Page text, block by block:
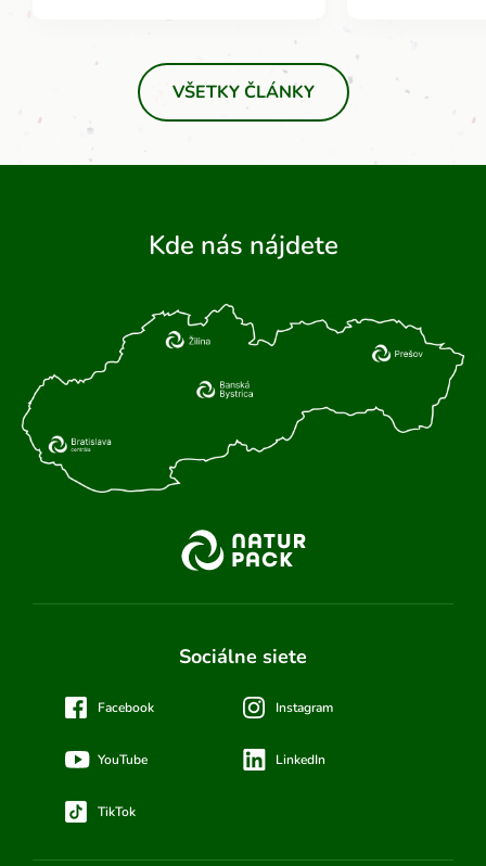
VŠETKY ČLÁNKY
Kde nás nájdete
Sociálne siete
Facebook Instagram
YouTube LinkedIn
TikTok